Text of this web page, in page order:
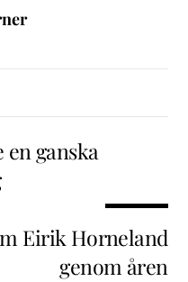
ganska
Eirik Horneland
genom åren